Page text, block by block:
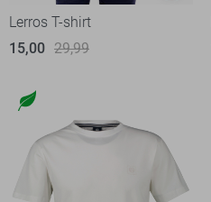
Lerros T-shirt
15,00 29,99